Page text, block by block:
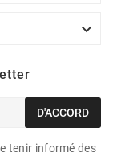

D'ACCORD
tenir informé des